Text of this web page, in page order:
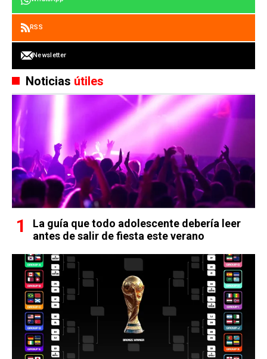
RSS
Newsletter
Noticias útiles
La guía que todo adolescente debería leer
antes de salir de fiesta este verano